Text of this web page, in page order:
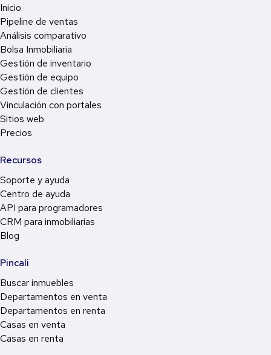
Inicio
Pipeline de ventas
Análisis comparativo
Bolsa Inmobiliaria
Gestión de inventario
Gestión de equipo
Gestión de clientes
Vinculación con portales
Sitios web
Precios
Recursos
Soporte y ayuda
Centro de ayuda
API para programadores
CRM para inmobiliarias
Blog
Pincali
Buscar inmuebles
Departamentos en venta
Departamentos en renta
Casas en venta
Casas en renta